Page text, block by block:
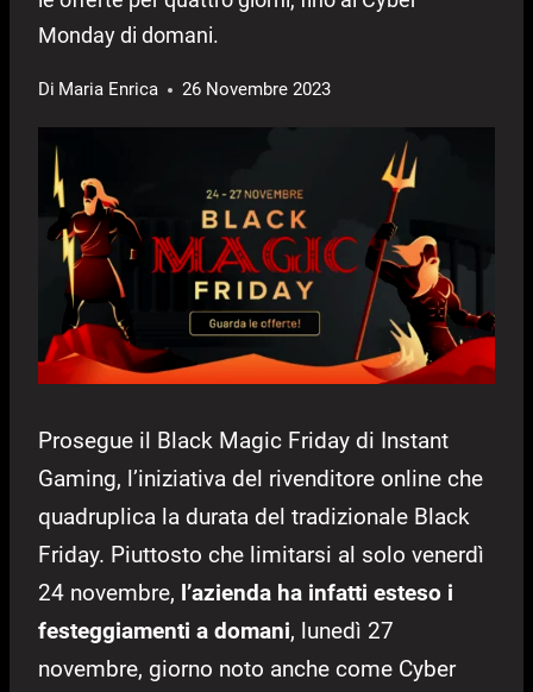
Monday di domani.
Di Maria Enrica 26 Novembre 2023
Prosegue il Black Magic Friday di Instant
Gaming, l’iniziativa del rivenditore online che
quadruplica la durata del tradizionale Black
Friday. Piuttosto che limitarsi al solo venerdì
24 novembre, l’azienda ha infatti esteso i
festeggiamenti a domani, lunedì 27
novembre, giorno noto anche come Cyber